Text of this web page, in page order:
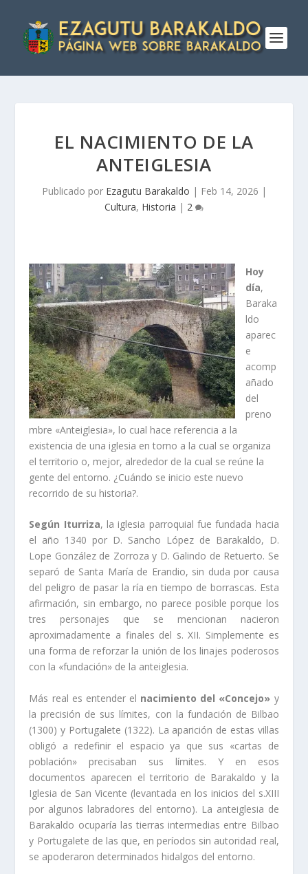
EL NACIMIENTO DE LA
ANTEIGLESIA
Publicado por Ezagutu Barakaldo | Feb 14, 2026 |
Cultura, Historia | 2
Hoy
dí­a,
Baraka
ldo
aparec
e
acomp
añado
del
preno
mbre «Anteiglesia», lo cual hace referencia a la
existencia de una iglesia en torno a la cual se organiza
el territorio o, mejor, alrededor de la cual se reúne la
gente del entorno. ¿Cuándo se inicio este nuevo
recorrido de su historia?.
Según Iturriza, la iglesia parroquial fue fundada hacia
el año 1340 por D. Sancho López de Barakaldo, D.
Lope González de Zorroza y D. Galindo de Retuerto. Se
separó de Santa Marí­a de Erandio, sin duda por causa
del peligro de pasar la rí­a en tiempo de borrascas. Esta
afirmación, sin embargo, no parece posible porque los
tres personajes que se mencionan nacieron
aproximadamente a finales del s. XII. Simplemente es
una forma de reforzar la unión de los linajes poderosos
con la «fundación» de la anteiglesia.
Más real es entender el nacimiento del «Concejo» y
la precisión de sus lí­mites, con la fundación de Bilbao
(1300) y Portugalete (1322). La aparición de estas villas
obligó a redefinir el espacio ya que sus «cartas de
población» precisaban sus lí­mites. Y en esos
documentos aparecen el territorio de Barakaldo y la
Iglesia de San Vicente (levantada en los inicios del s.XIII
por algunos labradores del entorno). La anteiglesia de
Barakaldo ocuparí­a las tierras intermedias entre Bilbao
y Portugalete de las que, en perí­odos sin autoridad real,
se apoderaron determinados hidalgos del entorno.